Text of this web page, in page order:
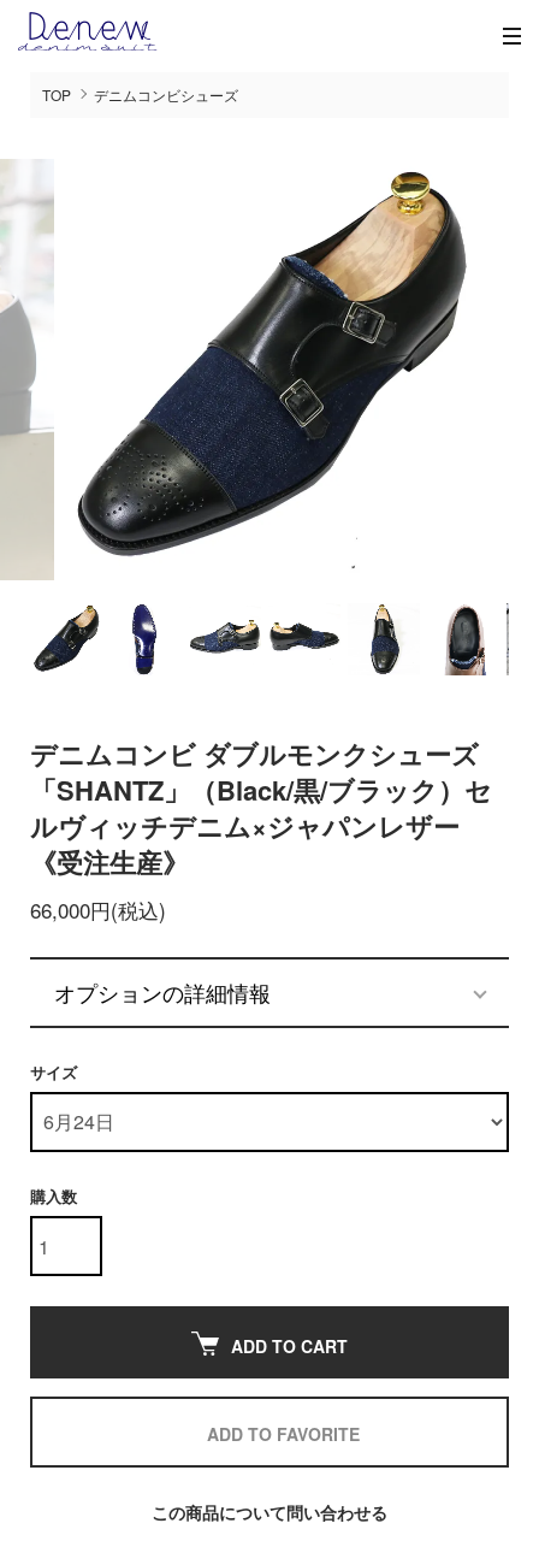
TOP デニムコンビシューズ
デニムコンビ ダブルモンクシューズ
「SHANTZ」（Black/黒/ブラック）セ
ルヴィッチデニム×ジャパンレザー
《受注生産》
66,000円(税込)
オプションの詳細情報
サイズ
購入数
ADD TO CART
ADD TO FAVORITE
この商品について問い合わせる